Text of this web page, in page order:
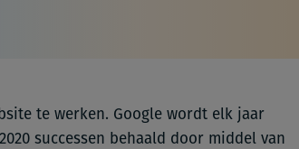
te werken. Google wordt elk jaar
successen behaald door middel van